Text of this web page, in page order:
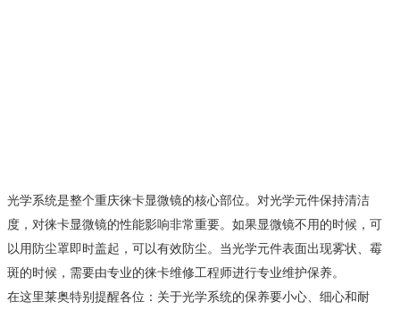
光学系统是整个重庆徕卡显微镜的核心部位。对光学元件保持清洁
度，对徕卡显微镜的性能影响非常重要。如果显微镜不用的时候，可
以用防尘罩即时盖起，可以有效防尘。当光学元件表面出现雾状、霉
斑的时候，需要由专业的徕卡维修工程师进行专业维护保养。
在这里莱奥特别提醒各位：关于光学系统的保养要小心、细心和耐